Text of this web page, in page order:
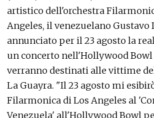
artistico dell'orchestra
Angeles, il venezuelano Gustavo
annunciato per il 23 agosto la
un concerto nell'Hollywood
verranno destinati alle vittime
La Guayra. "Il 23 agosto mi
Filarmonica di Los Angeles al
Venezuela' all'Hollywood Bowl